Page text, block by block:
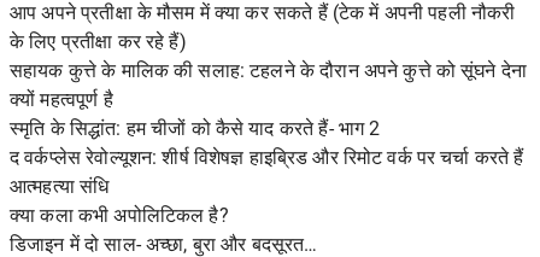
आप अपने प्रतीक्षा के मौसम में क्या कर सकते हैं (टेक में अपनी पहली नौकरी
के लिए प्रतीक्षा कर रहे हैं)
सहायक कुत्ते के मालिक की सलाह: टहलने के दौरान अपने कुत्ते को सूंघने देना
क्यों महत्वपूर्ण है
स्मृति के सिद्धांत: हम चीजों को कैसे याद करते हैं- भाग 2
द वर्कप्लेस रेवोल्यूशन: शीर्ष विशेषज्ञ हाइब्रिड और रिमोट वर्क पर चर्चा करते हैं
आत्महत्या संधि
क्या कला कभी अपोलिटिकल है?
डिजाइन में दो साल- अच्छा, बुरा और बदसूरत…